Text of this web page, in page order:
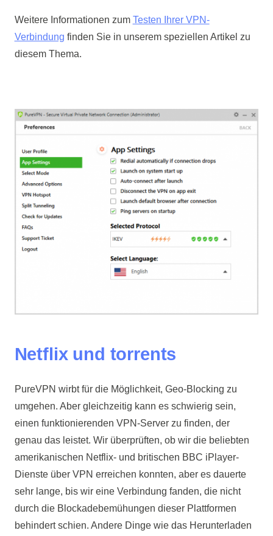
Weitere Informationen zum Testen Ihrer VPN-
Verbindung finden Sie in unserem speziellen Artikel zu
diesem Thema.
Netflix und torrents
PureVPN wirbt für die Möglichkeit, Geo-Blocking zu
umgehen. Aber gleichzeitig kann es schwierig sein,
einen funktionierenden VPN-Server zu finden, der
genau das leistet. Wir überprüften, ob wir die beliebten
amerikanischen Netflix- und britischen BBC iPlayer-
Dienste über VPN erreichen konnten, aber es dauerte
sehr lange, bis wir eine Verbindung fanden, die nicht
durch die Blockadebemühungen dieser Plattformen
behindert schien. Andere Dinge wie das Herunterladen